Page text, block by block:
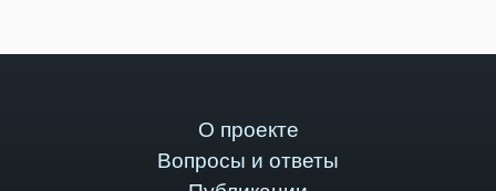
О проекте
Вопросы и ответы